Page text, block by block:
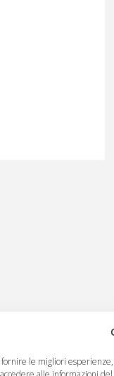
fornire le migliori